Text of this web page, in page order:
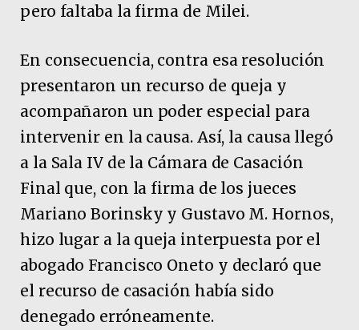
pero faltaba la firma de Milei.
En consecuencia, contra esa resolución
presentaron un recurso de queja y
acompañaron un poder especial para
intervenir en la causa. Así, la causa llegó
a la Sala IV de la Cámara de Casación
Final que, con la firma de los jueces
Mariano Borinsky y Gustavo M. Hornos,
hizo lugar a la queja interpuesta por el
abogado Francisco Oneto y declaró que
el recurso de casación había sido
denegado erróneamente.